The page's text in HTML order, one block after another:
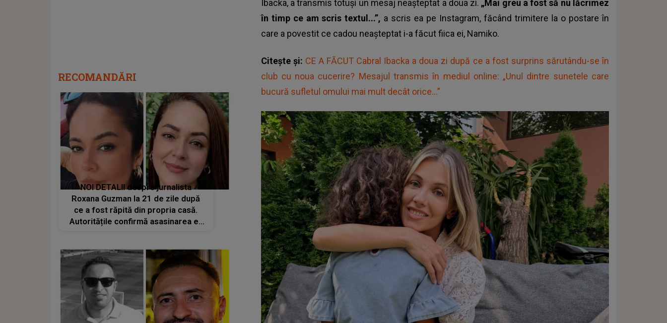
Ibacka, a transmis totuși un mesaj neașteptat a doua zi. „Mai greu a fost să nu lăcrimez
în timp ce am scris textul...”, a scris ea pe Instagram, făcând trimitere la o postare în
care a povestit ce cadou neașteptat i-a făcut fiica ei, Namiko.
Citește și: CE A FĂCUT Cabral Ibacka a doua zi după ce a fost surprins sărutându-se în
club cu noua cucerire? Mesajul transmis în mediul online: „Unul dintre sunetele care
bucură sufletul omului mai mult decât orice…”
RECOMANDĂRI
NOI DETALII despre jurnalista
Roxana Guzman la 21 de zile după
ce a fost răpită din propria casă.
Autoritățile confirmă asasinarea ei.